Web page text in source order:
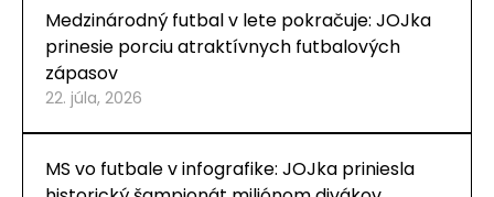
Medzinárodný futbal v lete pokračuje: JOJka
prinesie porciu atraktívnych futbalových
zápasov
22. júla, 2026
MS vo futbale v infografike: JOJka priniesla